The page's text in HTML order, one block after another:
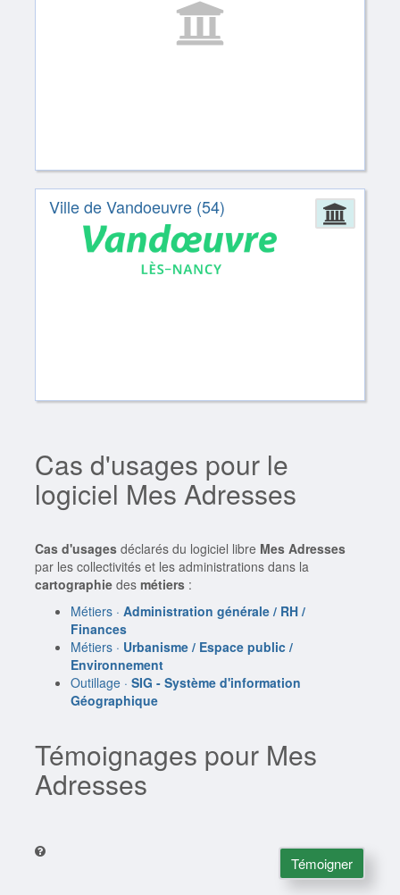
Ville de Vandoeuvre (54)
Cas d'usages pour le
logiciel Mes Adresses
Cas d'usages déclarés du logiciel libre Mes Adresses
par les collectivités et les administrations dans la
cartographie desmétiers :
Métiers ·Administration générale / RH /
Finances
Métiers · Urbanisme / Espace public /
Environnement
Outillage ·SIG - Système d'information
Géographique
Témoignages pour Mes
Adresses
Témoigner